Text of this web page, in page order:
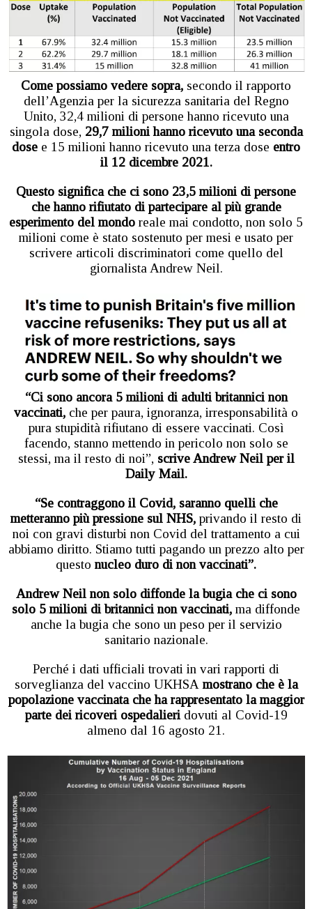
Come possiamo vedere sopra, secondo il rapporto
dell’Agenzia per la sicurezza sanitaria del Regno
Unito, 32,4 milioni di persone hanno ricevuto una
singola dose, 29,7 milioni hanno ricevuto una seconda
dose e 15 milioni hanno ricevuto una terza dose entro
il 12 dicembre 2021.
Questo significa che ci sono 23,5 milioni di persone
che hanno rifiutato di partecipare al più grande
esperimento del mondo reale mai condotto, non solo 5
milioni come è stato sostenuto per mesi e usato per
scrivere articoli discriminatori come quello del
giornalista Andrew Neil.
“Ci sono ancora 5 milioni di adulti britannici non
vaccinati, che per paura, ignoranza, irresponsabilità o
pura stupidità rifiutano di essere vaccinati. Così
facendo, stanno mettendo in pericolo non solo se
stessi, ma il resto di noi”, scrive Andrew Neil per il
Daily Mail.
“Se contraggono il Covid, saranno quelli che
metteranno più pressione sul NHS, privando il resto di
noi con gravi disturbi non Covid del trattamento a cui
abbiamo diritto. Stiamo tutti pagando un prezzo alto per
questo nucleo duro di non vaccinati”.
Andrew Neil non solo diffonde la bugia che ci sono
solo 5 milioni di britannici non vaccinati, ma diffonde
anche la bugia che sono un peso per il servizio
sanitario nazionale.
Perché i dati ufficiali trovati in vari rapporti di
sorveglianza del vaccino UKHSA mostrano che è la
popolazione vaccinata che ha rappresentato la maggior
parte dei ricoveri ospedalieridovuti al Covid-19
almeno dal 16 agosto 21.